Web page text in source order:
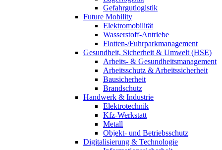
Gefahrgutlogistik
Future Mobility
Elektromobilität
Wasserstoff-Antriebe
Flotten-/Fuhrparkmanagement
Gesundheit, Sicherheit & Umwelt (HSE)
Arbeits- & Gesundheitsmanagement
Arbeitsschutz & Arbeitssicherheit
Bausicherheit
Brandschutz
Handwerk & Industrie
Elektrotechnik
Kfz-Werkstatt
Metall
Objekt- und Betriebsschutz
Digitalisierung & Technologie